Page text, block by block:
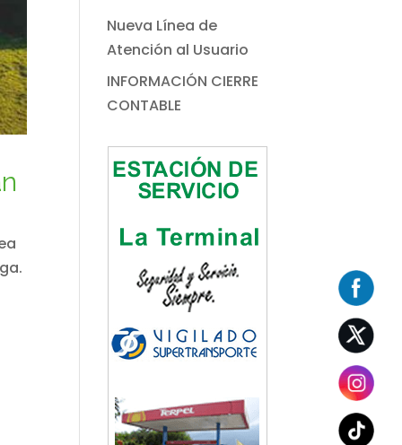
Nueva Línea de
Atención al Usuario
INFORMACIÓN CIERRE
CONTABLE